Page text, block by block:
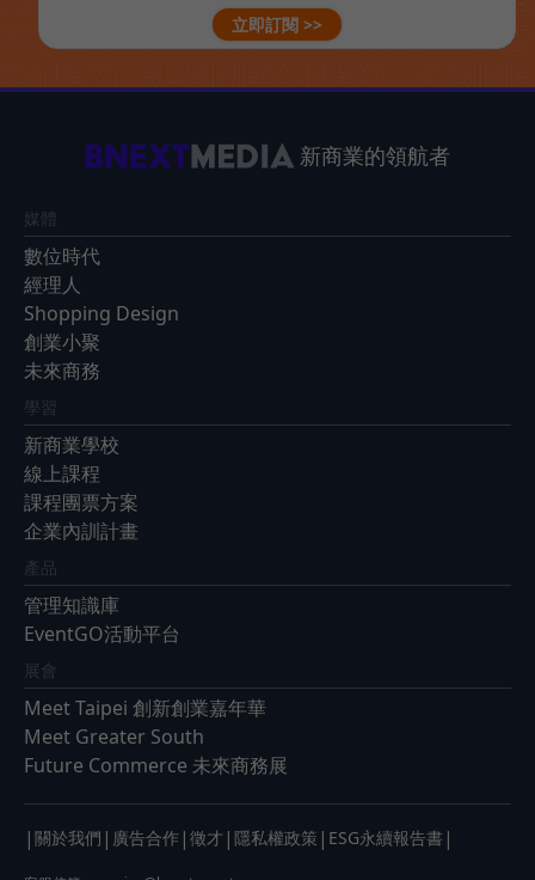
立即訂閱 >>
新商業的領航者
媒體
數位時代
經理人
Shopping Design
創業小聚
未來商務
學習
新商業學校
線上課程
課程團票方案
企業內訓計畫
產品
管理知識庫
EventGO活動平台
展會
Meet Taipei 創新創業嘉年華
Meet Greater South
Future Commerce 未來商務展
| 關於我們 | 廣告合作 | 徵才 | 隱私權政策 | ESG永續報告書 |